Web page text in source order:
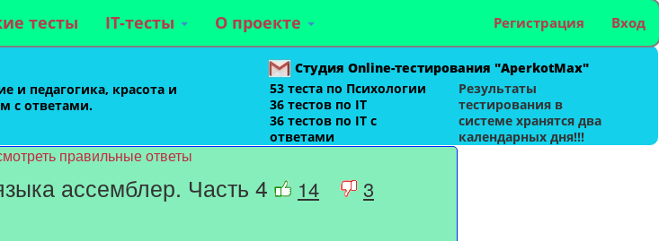
тесты IT-тесты О проекте Регистрация Вход
и педагогика, красота и
с ответами.
Студия Online-тестирования "AperkotMax"
53 теста по Психологии
36 тестов по IT
36 тестов по IT с
ответами
Результаты
тестирования в
системе хранятся два
календарных дня!!!
правильные ответы
ассемблер. Часть 4 14 3